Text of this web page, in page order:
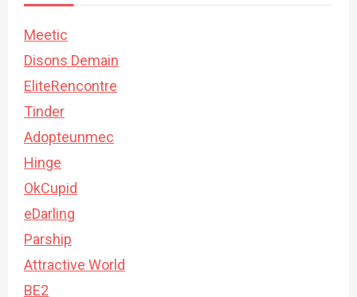
Meetic
Disons Demain
EliteRencontre
Tinder
Adopteunmec
Hinge
OkCupid
eDarling
Parship
Attractive World
BE2